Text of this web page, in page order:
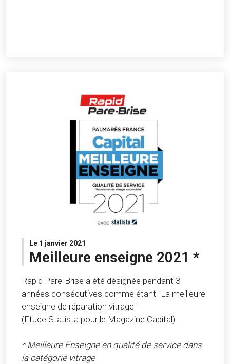
Le 1 janvier 2021
Meilleure enseigne 2021 *
Rapid Pare-Brise a été désignée pendant 3
années consécutives comme étant "La meilleure
enseigne de réparation vitrage"
(Etude Statista pour le Magazine Capital)
* Meilleure Enseigne en qualité de service dans
la catégorie vitrage